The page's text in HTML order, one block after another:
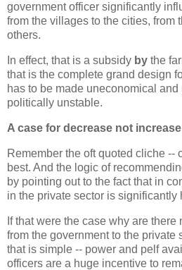
government officer significantly
from the villages to the cities, from
others.
In effect, that is a subsidy by the
that is the complete grand design
has to be made uneconomical
politically unstable.
A case for decrease not increase
Remember the oft quoted cliche --
best. And the logic of
by pointing out to the fact that in
in the private sector is significantly
If that were the case why are
from the government to the private
that is simple -- power and pelf
officers are a huge incentive to